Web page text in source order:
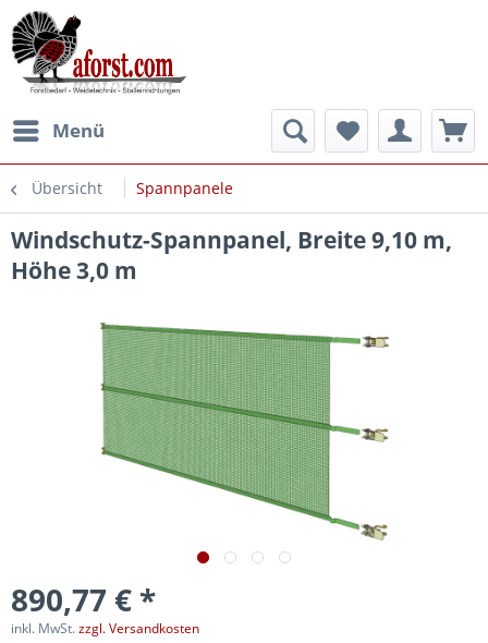
Menü
Übersicht Spannpanele
Windschutz-Spannpanel, Breite 9,10 m,
Höhe 3,0 m
890,77 € *
inkl. MwSt.zzgl. Versandkosten